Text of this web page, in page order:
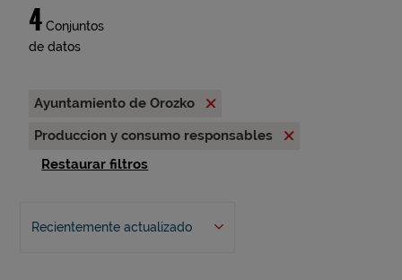
4 Conjuntos
de datos
Ayuntamiento de Orozko
Produccion y consumo responsables
Restaurar filtros
Recientemente actualizado